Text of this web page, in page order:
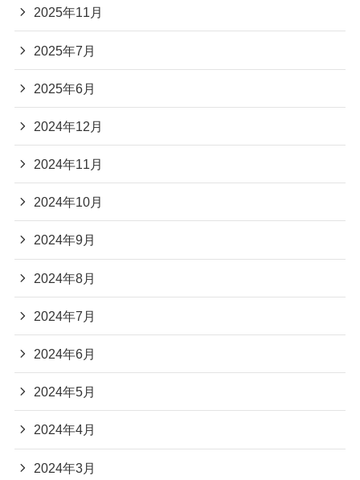
2025年11月
2025年7月
2025年6月
2024年12月
2024年11月
2024年10月
2024年9月
2024年8月
2024年7月
2024年6月
2024年5月
2024年4月
2024年3月